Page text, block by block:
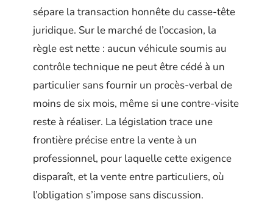
sépare la transaction honnête du casse-tête
juridique. Sur le marché de l’occasion, la
règle est nette : aucun véhicule soumis au
contrôle technique ne peut être cédé à un
particulier sans fournir un procès-verbal de
moins de six mois, même si une contre-visite
reste à réaliser. La législation trace une
frontière précise entre la vente à un
professionnel, pour laquelle cette exigence
disparaît, et la vente entre particuliers, où
l’obligation s’impose sans discussion.